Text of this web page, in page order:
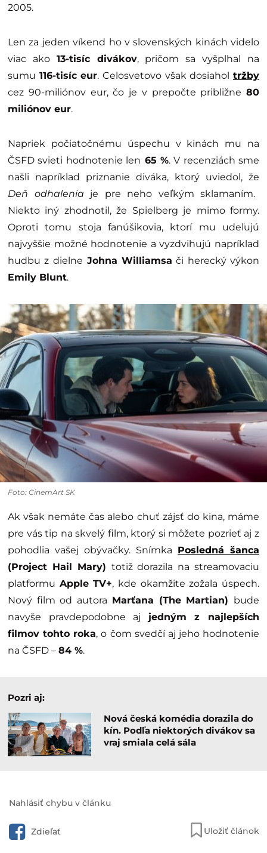
2005.
Len za jeden víkend ho v slovenských kinách videlo
viac ako 13-tisíc divákov, pričom sa vyšplhal na
sumu 116-tisíc eur. Celosvetovo však dosiaholtržby
cez 90-miliónov eur, čo je v prepočte približne 80
miliónov eur.
Napriek počiatočnému úspechu v kinách mu na
ČSFD svieti hodnotenie len 65 %. V recenziách sme
našli napríklad priznanie diváka, ktorý uviedol, že
Deň odhalenia je pre neho veľkým sklamaním.
Niekto iný zhodnotil, že Spielberg je mimo formy.
Oproti tomu stoja fanúšikovia, ktorí mu udeľujú
najvyššie možné hodnotenie a vyzdvihujú napríklad
hudbu z dielne Johna Williamsa či herecký výkon
Emily Blunt.
Foto: CinemArt SK
Ak však nemáte čas alebo chuť zájsť do kina, máme
pre vás tip na skvelý film, ktorý si môžete pozrieť aj z
pohodlia vašej obývačky. Snímka Posledná šanca
(Project Hail Mary) totiž dorazila na streamovaciu
platformu Apple TV+, kde okamžite zožala úspech.
Nový film od autora Marťana (The Martian) bude
navyše pravdepodobne aj jedným z najlepších
filmov tohto roka, o čom svedčí aj jeho hodnotenie
na ČSFD – 84 %.
Pozri aj:
Nová česká komédia dorazila do
kín. Podľa niektorých divákov sa
vraj smiala celá sála
Nahlásiť chybu v článku
Zdieľať Uložiť článok